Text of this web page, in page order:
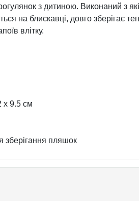
з дитиною. Виконаний з
на блискавці, довго зберігає
влітку.
x 9.5 см
зберігання пляшок